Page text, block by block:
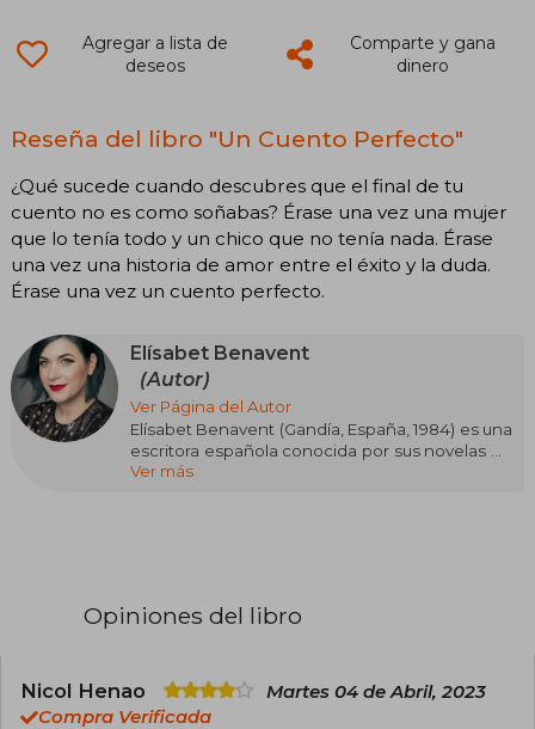
Agregar a lista de
deseos
Comparte y gana
dinero
Reseña del libro "Un Cuento Perfecto"
¿Qué sucede cuando descubres que el final de tu
cuento no es como soñabas? Érase una vez una mujer
que lo tenía todo y un chico que no tenía nada. Érase
una vez una historia de amor entre el éxito y la duda.
Érase una vez un cuento perfecto.
Elísabet Benavent
(Autor)
Ver Página del Autor
Elísabet Benavent (Gandía, España, 1984) es una
escritora española conocida por sus novelas de
romance contemporáneo. Tras estudiar
2021 la película Fuimos canciones inspirada en la
plataforma de Netflix. Otra obra muy conocida
que también traspasó la pantalla es Un cuento
Ver más
Opiniones del libro
Nicol Henao
Martes 04 de Abril, 2023
Compra Verificada